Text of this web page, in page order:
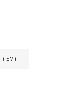
(57)